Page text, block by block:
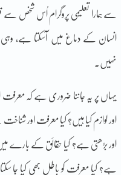
سے ہمارا تعلیمی پروگرام اُس شخص سے
انسان کے دماغ میں آسکتا ہے،
نہیں۔
یہاں پر یہ جاننا ضروری ہے کہ
اور لوازم کیا ہیں؟ کیا معرفت اور
اور بڑھتی ہے؟ کیا حقائق کے بارے
ہے؟ کیا معرفت کو باطل بھی کیا